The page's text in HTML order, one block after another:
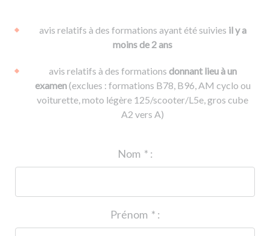
avis relatifs à des formations ayant été suivies il y a
moins de 2 ans
avis relatifs à des formations donnant lieu à un
examen(exclues : formations B78, B96, AM cyclo ou
voiturette, moto légère 125/scooter/L5e, gros cube
A2 vers A)
* :
* :